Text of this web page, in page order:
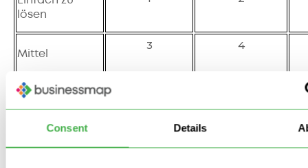
Consent Details
lösen
Mittel
3 4
Schwierig